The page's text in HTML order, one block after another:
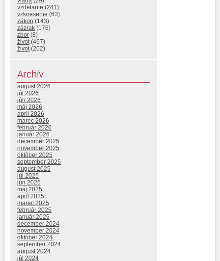
vzdelanie (241)
vzkriesenie (63)
zákon (143)
zázrak (176)
zbor (8)
život (467)
život (202)
Archív
august 2026
júl 2026
jún 2026
máj 2026
apríl 2026
marec 2026
február 2026
január 2026
december 2025
november 2025
október 2025
september 2025
august 2025
júl 2025
jún 2025
máj 2025
apríl 2025
marec 2025
február 2025
január 2025
december 2024
november 2024
október 2024
september 2024
august 2024
júl 2024